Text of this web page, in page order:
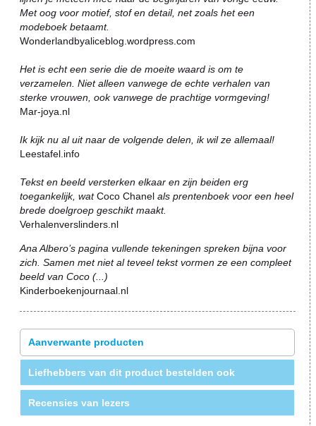
Met oog voor motief, stof en detail, net zoals het een
modeboek betaamt.
Wonderlandbyaliceblog.wordpress.com
Het is echt een serie die de moeite waard is om te
verzamelen. Niet alleen vanwege de echte verhalen van
sterke vrouwen, ook vanwege de prachtige vormgeving!
Mar-joya.nl
Ik kijk nu al uit naar de volgende delen, ik wil ze allemaal!
Leestafel.info
Tekst en beeld versterken elkaar en zijn beiden erg
toegankelijk, watCoco Chanel als prentenboek voor een heel
brede doelgroep geschikt maakt.
Verhalenverslinders.nl
Ana Albero’s pagina vullende tekeningen spreken bijna voor
zich. Samen met niet al teveel tekst vormen ze een compleet
beeld van Coco (...)
Kinderboekenjournaal.nl
Aanverwante producten
Liefhebbers van dit product bestelden ook
Recensies van lezers